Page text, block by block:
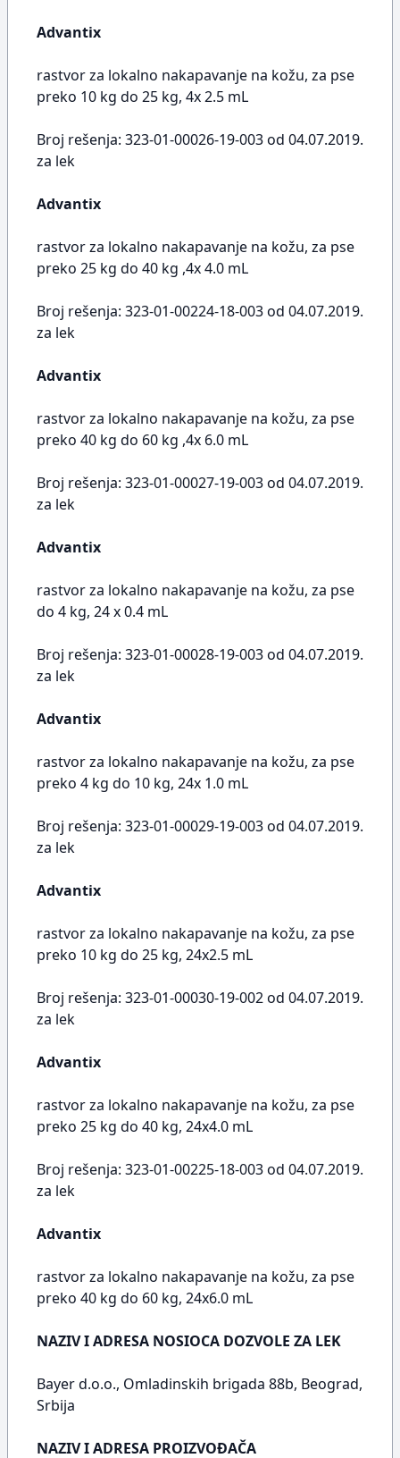
Advantix
rastvor za lokalno nakapavanje na kožu, za pse
preko 10 kg do 25 kg, 4x 2.5 mL
Broj rešenja: 323-01-00026-19-003 od 04.07.2019.
za lek
Advantix
rastvor za lokalno nakapavanje na kožu, za pse
preko 25 kg do 40 kg ,4x 4.0 mL
Broj rešenja: 323-01-00224-18-003 od 04.07.2019.
za lek
Advantix
rastvor za lokalno nakapavanje na kožu, za pse
preko 40 kg do 60 kg ,4x 6.0 mL
Broj rešenja: 323-01-00027-19-003 od 04.07.2019.
za lek
Advantix
rastvor za lokalno nakapavanje na kožu, za pse
do 4 kg, 24 x 0.4 mL
Broj rešenja: 323-01-00028-19-003 od 04.07.2019.
za lek
Advantix
rastvor za lokalno nakapavanje na kožu, za pse
preko 4 kg do 10 kg, 24x 1.0 mL
Broj rešenja: 323-01-00029-19-003 od 04.07.2019.
za lek
Advantix
rastvor za lokalno nakapavanje na kožu, za pse
preko 10 kg do 25 kg, 24x2.5 mL
Broj rešenja: 323-01-00030-19-002 od 04.07.2019.
za lek
Advantix
rastvor za lokalno nakapavanje na kožu, za pse
preko 25 kg do 40 kg, 24x4.0 mL
Broj rešenja: 323-01-00225-18-003 od 04.07.2019.
za lek
Advantix
rastvor za lokalno nakapavanje na kožu, za pse
preko 40 kg do 60 kg, 24x6.0 mL
NAZIV I ADRESA NOSIOCA DOZVOLE ZA LEK
Bayer d.o.o., Omladinskih brigada 88b, Beograd,
Srbija
NAZIV I ADRESA PROIZVOĐAČA